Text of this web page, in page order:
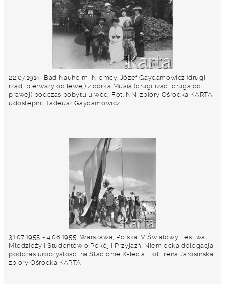
22.07.1914, Bad Nauheim, Niemcy. Józef Gaydamowicz (drugi
rząd, pierwszy od lewej) z córką Musią (drugi rząd, druga od
prawej) podczas pobytu u wód. Fot. NN, zbiory Ośrodka KARTA,
udostępnił Tadeusz Gaydamowicz.
31.07.1955 - 4.08.1955, Warszawa, Polska. V Światowy Festiwal
Młodzieży i Studentów o Pokój i Przyjaźń. Niemiecka delegacja
podczas uroczystości na Stadionie X-lecia. Fot. Irena Jarosińska,
zbiory Ośrodka KARTA